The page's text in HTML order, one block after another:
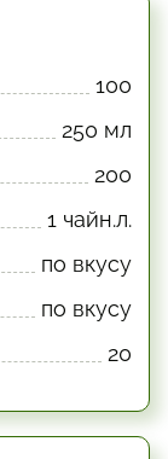
100
250 мл
200
1 чайн.л.
по вкусу
по вкусу
20